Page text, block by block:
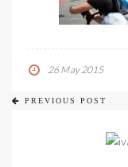
26 May 2015
PREVIOUS POST